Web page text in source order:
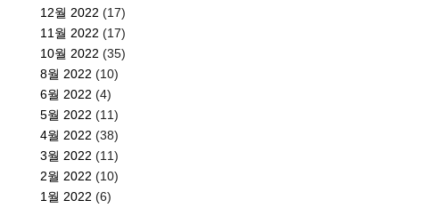
12월 2022 (17)
11월 2022 (17)
10월 2022 (35)
8월 2022 (10)
6월 2022 (4)
5월 2022 (11)
4월 2022 (38)
3월 2022 (11)
2월 2022 (10)
1월 2022 (6)